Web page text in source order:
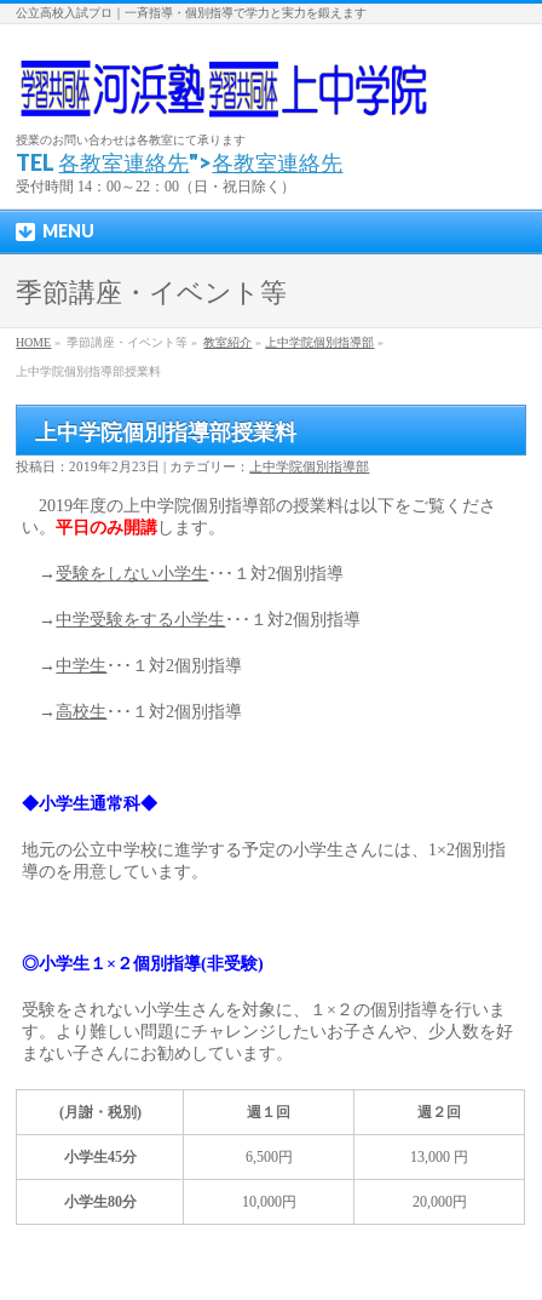
公立高校入試プロ｜一斉指導・個別指導で学力と実力を鍛えます
授業のお問い合わせは各教室にて承ります
TEL各教室連絡先">各教室連絡先
受付時間 14：00～22：00（日・祝日除く）
MENU
季節講座・イベント等
HOME » 季節講座・イベント等 » 教室紹介 » 上中学院個別指導部 »
上中学院個別指導部授業料
上中学院個別指導部授業料
投稿日：2019年2月23日 | カテゴリー： 上中学院個別指導部
2019年度の上中学院個別指導部の授業料は以下をご覧くださ
い。平日のみ開講 します。
→受験をしない小学生 ･･･１対2個別指導
→中学受験をする小学生 ･･･１対2個別指導
→中学生 ･･･１対2個別指導
→ 高校生 ･･･１対2個別指導
◆小学生通常科◆
地元の公立中学校に進学する予定の小学生さんには、1×2個別指
導のを用意しています。
◎小学生１×２個別指導(非受験)
受験をされない小学生さんを対象に、１×２の個別指導を行いま
す。より難しい問題にチャレンジしたいお子さんや、少人数を好
まない子さんにお勧めしています。
(月謝・税別) 週１回 週２回
小学生45分 6,500円 13,000 円
小学生80分 10,000円 20,000円